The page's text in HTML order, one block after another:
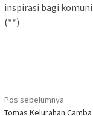
inspirasi bagi
(**)
Navigasi
Pos sebelumnya
Tomas Kelurahan